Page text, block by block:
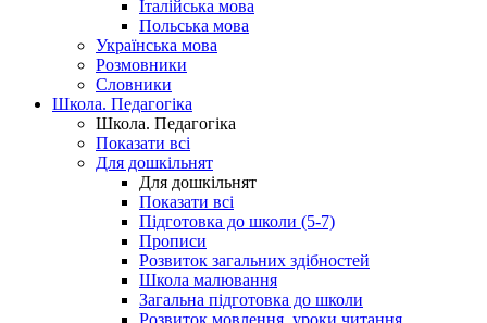
Італійська мова
Польська мова
Українська мова
Розмовники
Словники
Школа. Педагогіка
Школа. Педагогіка
Показати всі
Для дошкільнят
Для дошкільнят
Показати всі
Підготовка до школи (5-7)
Прописи
Розвиток загальних здібностей
Школа малювання
Загальна підготовка до школи
Розвиток мовлення, уроки читання